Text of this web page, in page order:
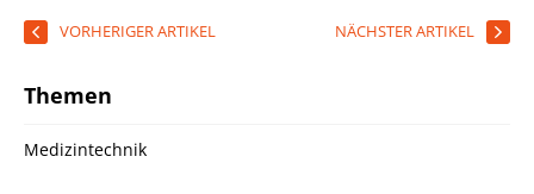
VORHERIGER ARTIKEL NÄCHSTER ARTIKEL
Themen
Medizintechnik